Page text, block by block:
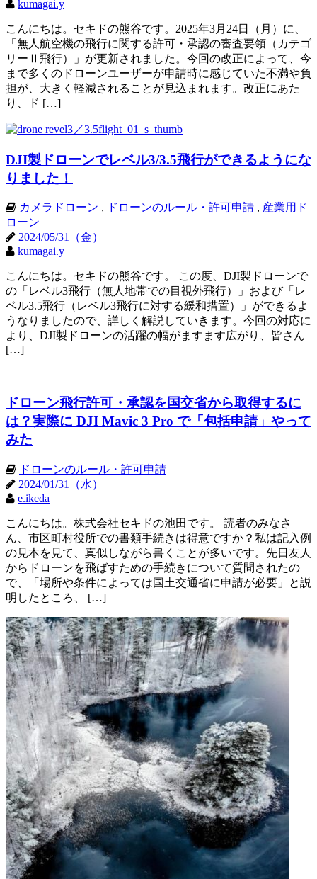
kumagai.y
こんにちは。セキドの熊谷です。2025年3月24日（月）に、
「無人航空機の飛行に関する許可・承認の審査要領（カテゴ
リーⅡ飛行）」が更新されました。今回の改正によって、今
まで多くのドローンユーザーが申請時に感じていた不満や負
担が、大きく軽減されることが見込まれます。改正にあた
り、ド […]
DJI製ドローンでレベル3/3.5飛行ができるようにな
りました！
カメラドローン , ドローンのルール・許可申請 , 産業用ド
ローン
2024/05/31（金）
kumagai.y
こんにちは。セキドの熊谷です。 この度、DJI製ドローンで
の「レベル3飛行（無人地帯での目視外飛行）」および「レ
ベル3.5飛行（レベル3飛行に対する緩和措置）」ができるよ
うなりましたので、詳しく解説していきます。今回の対応に
より、DJI製ドローンの活躍の幅がますます広がり、皆さん
[…]
ドローン飛行許可・承認を国交省から取得するに
は？実際に DJI Mavic 3 Pro で「包括申請」やって
みた
ドローンのルール・許可申請
2024/01/31（水）
e.ikeda
こんにちは。株式会社セキドの池田です。 読者のみなさ
ん、市区町村役所での書類手続きは得意ですか？私は記入例
の見本を見て、真似しながら書くことが多いです。先日友人
からドローンを飛ばすための手続きについて質問されたの
で、「場所や条件によっては国土交通省に申請が必要」と説
明したところ、 […]